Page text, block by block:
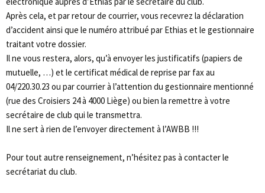
Après cela, et par retour de courrier, vous recevrez la déclaration
d’accident ainsi que le numéro attribué par Ethias et le gestionnaire
traitant votre dossier.
Il ne vous restera, alors, qu’à envoyer les justificatifs (papiers de
mutuelle, …) et le certificat médical de reprise par fax au
04/220.30.23 ou par courrier à l’attention du gestionnaire mentionné
(rue des Croisiers 24 à 4000 Liège) ou bien la remettre à votre
secrétaire de club qui le transmettra.
Il ne sert à rien de l’envoyer directement à l’AWBB !!!
Pour tout autre renseignement, n’hésitez pas à contacter le
secrétariat du club.